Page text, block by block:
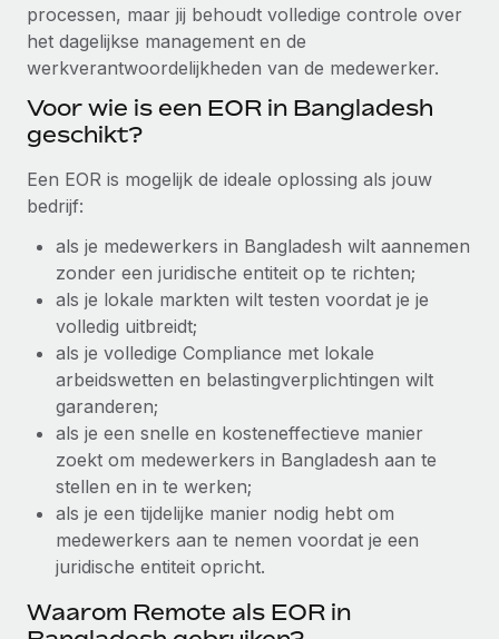
Entiteiten oprichten
Stel snel compliant entiteiten op
Mobiliteit en overplaatsing
Plaats werknemers moeiteloos over
Secundaire arbeidsvoorwaarden
Eenvoudig secundaire arbeidsvoorwaarden
De strategische samenwerking tussen
Reverse Tech en Remote voor zzp- en payroll-
beheer
Reverse Tech in een oogopslag Reverse Tech, een start-
Meer informatie
Contractor Management
Belastingen
Naar de blog
BLOG
Productupdates van Remote: Gusto- en Xero-
integraties en Contractor Management Plus
Het blijft de missie van Remote om alle soorten bedrijven
te helpen bij het aannemen, beheren en...
Meer informatie
Hoe Phiture 55 werknemers in 19 landen
beheert met Remote
Phiture, een toonaangevende leider in de wereldwijde
mobiele groeiadviessector, zet zich sinds 2016...
processen, maar jij behoudt volledige controle over
het dagelijkse management en de
werkverantwoordelijkheden van de medewerker.
Voor wie is een EOR in Bangladesh
geschikt?
Een EOR is mogelijk de ideale oplossing als jouw
bedrijf:
als je medewerkers in Bangladesh wilt aannemen
zonder een juridische entiteit op te richten;
als je lokale markten wilt testen voordat je je
volledig uitbreidt;
als je volledige Compliance met lokale
arbeidswetten en belastingverplichtingen wilt
garanderen;
als je een snelle en kosteneffectieve manier
zoekt om medewerkers in Bangladesh aan te
stellen en in te werken;
als je een tijdelijke manier nodig hebt om
medewerkers aan te nemen voordat je een
juridische entiteit opricht.
Waarom Remote als EOR in